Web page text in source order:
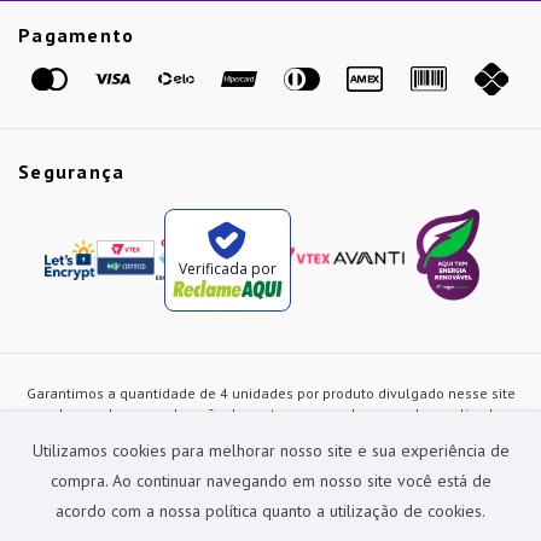
Utilizamos cookies para melhorar nosso site e sua experiência de
compra. Ao continuar navegando em nosso site você está de
acordo com a nossa política quanto a utilização de cookies.
Pagamento
Segurança
Verificada por
Garantimos a quantidade de 4 unidades por produto divulgado nesse site
ou de acordo com a duração dos estoques, sendo as vendas realizadas
alterados a qualquer instante sem prévia comunicação e são exclusivos
para a loja virtual, não restando nenhuma obrigação de prática similar nas
lojas físicas da rede Preçolandia. Todas as imagens dos produtos são
meramente ilustrativas.